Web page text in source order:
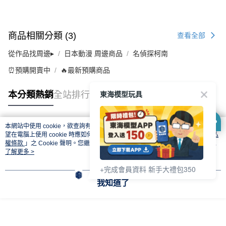
商品相關分類 (3) 查看全部
從作品找周邊▸ 日本動漫 周邊商品 名偵探柯南
⏰預購開賣中 🔥最新預購商品
本分類熱銷全站排行
熱門標籤
本網站中使用 cookie，欲查詢有關本網站使用 cookie 方式之詳情，及若您不希
望在電腦上使用 cookie 時應如何變更電腦的 cookie 設定，請參閱本網站「
隱私
權條款 」之 Cookie 聲明。您繼續使用本網站即表示您同意本公司得按本網站使
用條款之 Cookie 聲明使用 cookie。
了解更多 >
我知道了
東海模型玩具
+完成會員資料 新手大禮包350